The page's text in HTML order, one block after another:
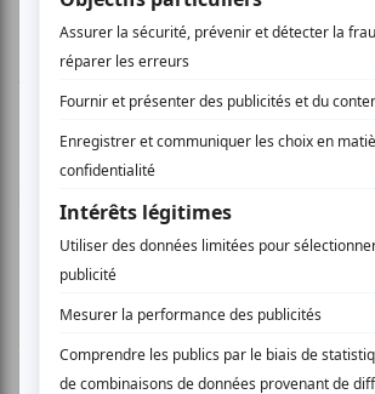
Vous devez être
donner un avis.
TOUTES LES OFFRES